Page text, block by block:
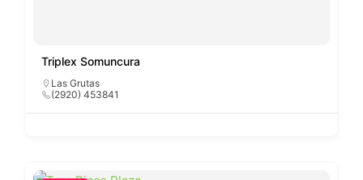
Triplex Somuncura
Las Grutas
(2920) 453841